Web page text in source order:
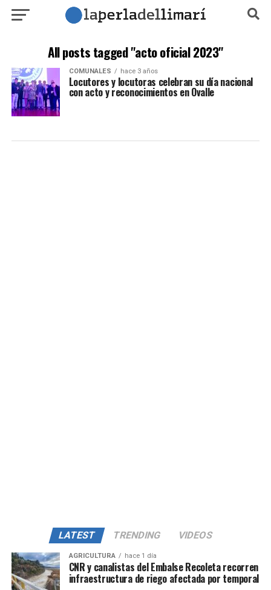
All posts tagged "acto oficial 2023"
COMUNALES hace 3 años
Locutores y locutoras celebran su día nacional
con acto y reconocimientos en Ovalle
LATEST TRENDING VIDEOS
AGRICULTURA hace 1 día
CNR y canalistas del Embalse Recoleta recorren
infraestructura de riego afectada por temporal